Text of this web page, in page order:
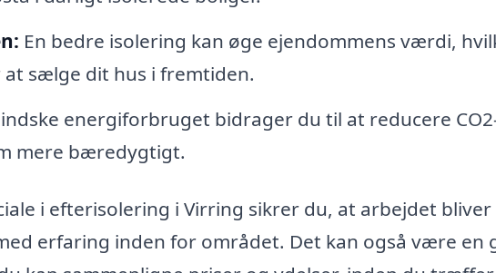
En bedre isolering kan øge ejendommens værdi,
sælge dit hus i fremtiden.
energiforbruget bidrager du til at reducere
mere bæredygtigt.
i efterisolering i Virring sikrer du, at arbejdet bliver
erfaring inden for området. Det kan også være en